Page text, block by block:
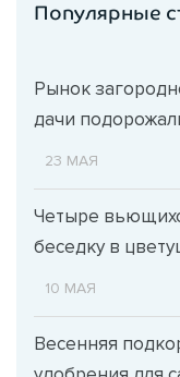
Популярные
Рынок
дачи
23 МАЯ
Четыре
беседку в
10 МАЯ
Весенняя